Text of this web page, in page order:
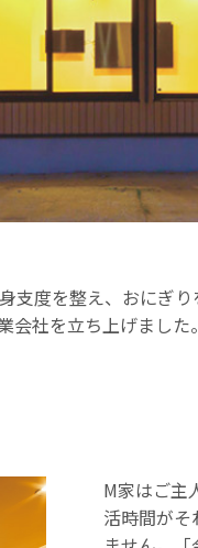
支度を整え、おにぎ
社を立ち上げまし
M家はご主
活時間が